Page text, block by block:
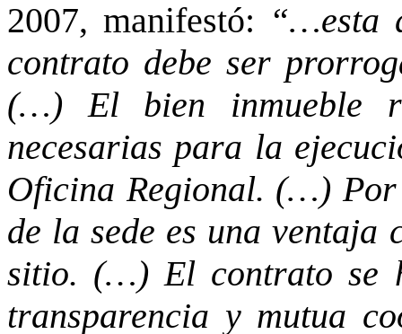
2007, manifestó: “…esta
contrato debe ser
(…) El bien inmueble
necesarias para la
Oficina Regional. (…) Por
de la sede es una
sitio. (…) El contrato se
transparencia y mutua